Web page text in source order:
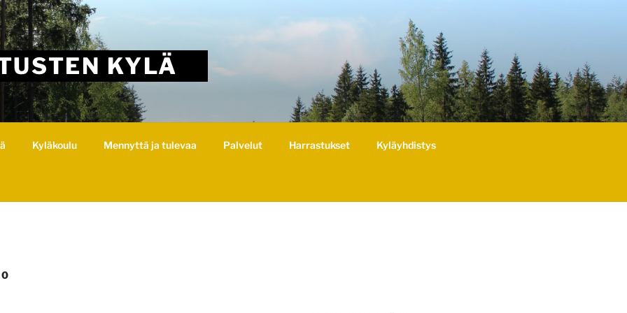
KYLÄ
Kyläkoulu Mennyttä ja tulevaa Palvelut Harrastukset Kyläyhdistys